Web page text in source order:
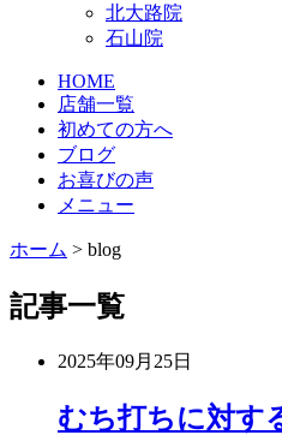
北大路院
石山院
HOME
店舗一覧
初めての方へ
ブログ
お喜びの声
メニュー
ホーム > blog
記事一覧
2025年09月25日
むち打ちに対す